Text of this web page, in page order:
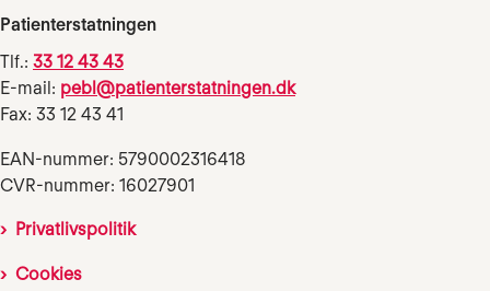
Patienterstatningen
Tlf.: 33 12 43 43
E-mail: pebl@patienterstatningen.dk
Fax: 33 12 43 41
EAN-nummer: 5790002316418
CVR-nummer: 16027901
Privatlivspolitik
Cookies